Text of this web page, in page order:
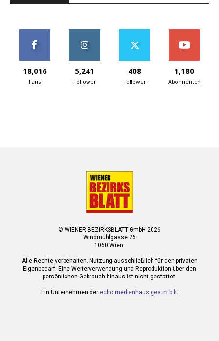
18,016
Fans
5,241
Follower
408
Follower
1,180
Abonnenten
© WIENER BEZIRKSBLATT GmbH 2026
Windmühlgasse 26
1060 Wien.
Alle Rechte vorbehalten. Nutzung ausschließlich für den privaten
Eigenbedarf. Eine Weiterverwendung und Reproduktion über den
persönlichen Gebrauch hinaus ist nicht gestattet.
Ein Unternehmen der echo medienhaus ges.m.b.h.